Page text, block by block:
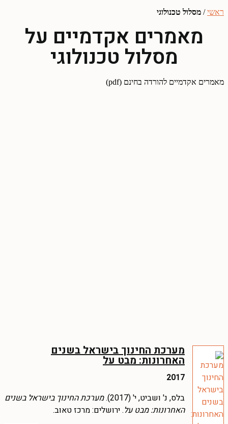
ראשי/ מסלול טכנולוגי
מאמרים אקדמיים על
מסלול טכנולוגי
מאמרים אקדמיים להורדה בחינם (pdf)
מערכת החינוך בישראל בשנים
האחרונות: מבט על
2017
בלס, נ' ושביט, י' (2017).
מערכת החינוך בישראל בשנים
האחרונות: מבט על. ירושלים: מרכז טאוב.